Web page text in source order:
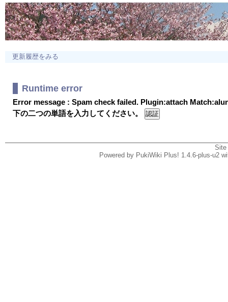
更新履歴をみる
Runtime error
Error message : Spam check failed. Plugin:attach
下の二つの単語を入力してください。
Powered by PukiWiki Plus! 1.4.6-plus-u2